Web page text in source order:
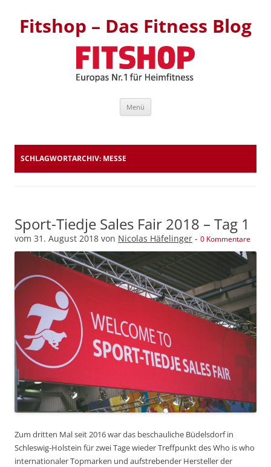
Fitshop – Das Fitness Blog
Menü
SCHLAGWORTARCHIV: MESSE
Sport-Tiedje Sales Fair 2018 – Tag 1
vom 31. August 2018 von Nicolas Häfelinger - 0 Kommentare
Zum dritten Mal seit 2016 war das beschauliche Büdelsdorf in
Schleswig-Holstein für zwei Tage wieder Treffpunkt des Who is who
internationaler Topmarken und aufstrebender Hersteller der